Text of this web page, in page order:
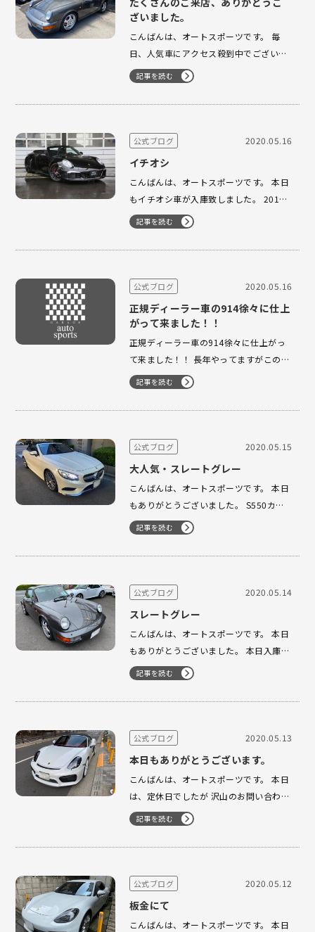
ざいました。
こんばんは、オートスポーツです。 毎
日、人気車にアクセス殺到中でございま
す。 全国からありがとうございます。 と
ても状態の良い一台です。 内装もこの通
りでございます。 アップされてませんが
…
記事を読む
公式ブログ 2020.05.16
イチオシ
こんばんは、オートスポーツです。 本日
もイチオシ車が入庫致しました。 2013y
カレラ4 カブリオレになります。 左 D
車 1.1万キロ お探しのお客様は、オー
トスポーツまで！！ 03-3224-1121 930
記事を読む
公式ブログ 2020.05.16
正規ディーラー車の914徐々に仕上
がって来ました！！
正規ディーラー車の914徐々に仕上がっ
て来ました！！ 長年やってますがこの辺
が嬉しい瞬間なんですよ！！
Facebook…
記事を読む
公式ブログ 2020.05.15
大人気・スレートグレー
こんばんは、オートスポーツです。 本日
もありがとうございました。 S550カブ
リオレ スワロフスキーがアクセントにな
り かっこいい一台です。 2018y 2.1万キ
ロになります。 アップ前に大人気になっ
り…
記事を読む
公式ブログ 2020.05.14
スレートグレー
こんばんは、オートスポーツです。 本日
もありがとうございました。 本日入庫の
激アツ車は、964 のMTになります。 93y
スレートグレー もちろんMIZWAものでご
ざいます。 走行距離も6.1万キロでござ
す！！ 既にご予約を頂…
記事を読む
公式ブログ 2020.05.13
本日もありがとうございます。
こんばんは、オートスポーツです。 本日
は、定休日でしたが 沢山のお問い合わせ
を頂きました
ありがとうございまし
た。 ボクスタースパイダー かっこよく
仕上がりました。 整備もバッチリでござ
&…
記事を読む
公式ブログ 2020.05.12
板金にて
こんばんは、オートスポーツです。 本日